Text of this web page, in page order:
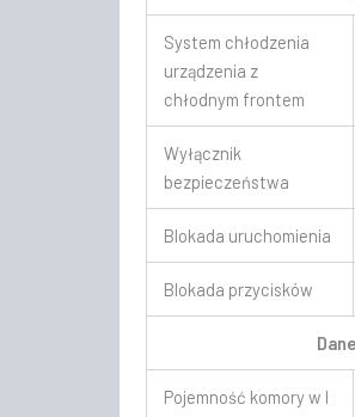
System chłodzenia
urządzenia z
chłodnym frontem
Wyłącznik
bezpieczeństwa
Blokada uruchomienia
Blokada przycisków
Pojemność komory w l